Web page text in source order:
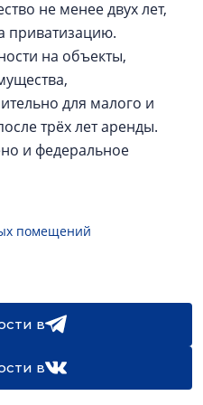
не менее двух лет,
приватизацию.
на объекты,
для малого и
трёх лет аренды.
и федеральное
помещений
в
в